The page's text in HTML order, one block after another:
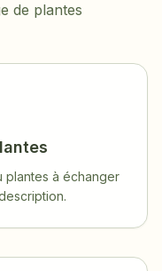
de plantes
plantes à échanger